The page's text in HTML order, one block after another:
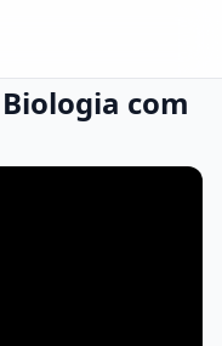
Biologia com